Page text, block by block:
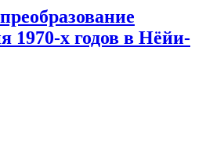
1970-х годов в Нёйи-